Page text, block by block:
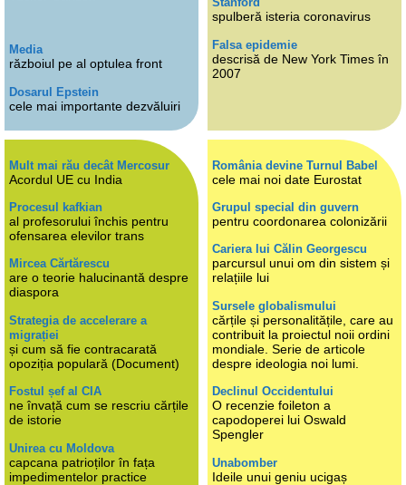
Media
războiul pe al optulea front
Dosarul Epstein
cele mai importante dezvăluiri
spulberă isteria coronavirus
Falsa epidemie
descrisă de New York Times în
2007
Mult mai rău decât Mercosur
Acordul UE cu India
Procesul kafkian
al profesorului închis pentru
ofensarea elevilor trans
Mircea Cărtărescu
are o teorie halucinantă despre
diaspora
Strategia de accelerare a
migrației
și cum să fie contracarată
opoziția populară (Document)
Fostul șef al CIA
ne învață cum se rescriu cărțile
de istorie
Unirea cu Moldova
capcana patrioților în fața
impedimentelor practice
România devine Turnul Babel
cele mai noi date Eurostat
Grupul special din guvern
pentru coordonarea colonizării
Cariera lui Călin Georgescu
parcursul unui om din sistem și
relațiile lui
Sursele globalismului
cărțile și personalitățile, care au
contribuit la proiectul noii ordini
mondiale. Serie de articole
despre ideologia noi lumi.
Declinul Occidentului
O recenzie foileton a
capodoperei lui Oswald
Spengler
Unabomber
Ideile unui geniu ucigaș